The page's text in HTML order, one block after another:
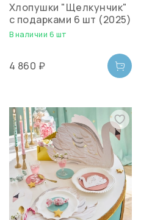
Хлопушки "Щелкунчик"
c подарками 6 шт (2025)
В наличии 6 шт
4 860 ₽